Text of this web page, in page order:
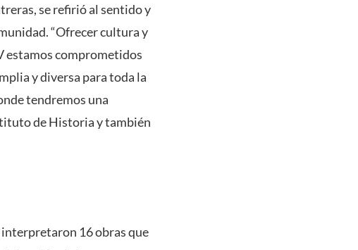
se refirió al sentido y
“Ofrecer cultura y
estamos comprometidos
y diversa para toda la
tendremos una
de Historia y también
interpretaron 16 obras que